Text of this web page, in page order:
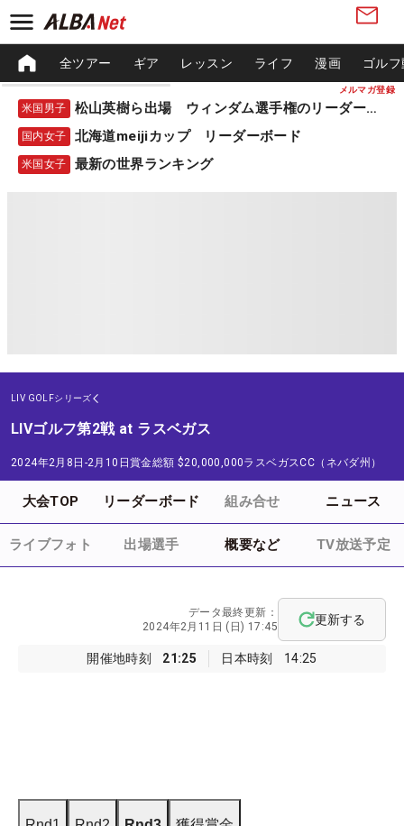
メルマガ登録
全ツアー ギア レッスン ライフ 漫画 ゴル
米国男子 松山英樹ら出場 ウィンダム選手権のリーダーボード
国内女子 北海道meijiカップ リーダーボード
米国女子 最新の世界ランキング
LIV GOLFシリーズ
LIVゴルフ第2戦 at ラスベガス
2024年2月8日-2月10日賞金総額 $20,000,000ラスベガスCC（ネバダ州）
大会TOP リーダーボード 組み合せ ニュース
ライブフォト 出場選手 概要など TV放送予定
開催地時刻 21:25 日本時刻 14:25
データ最終更新：
2024年2月11日 (日) 17:45
更新する